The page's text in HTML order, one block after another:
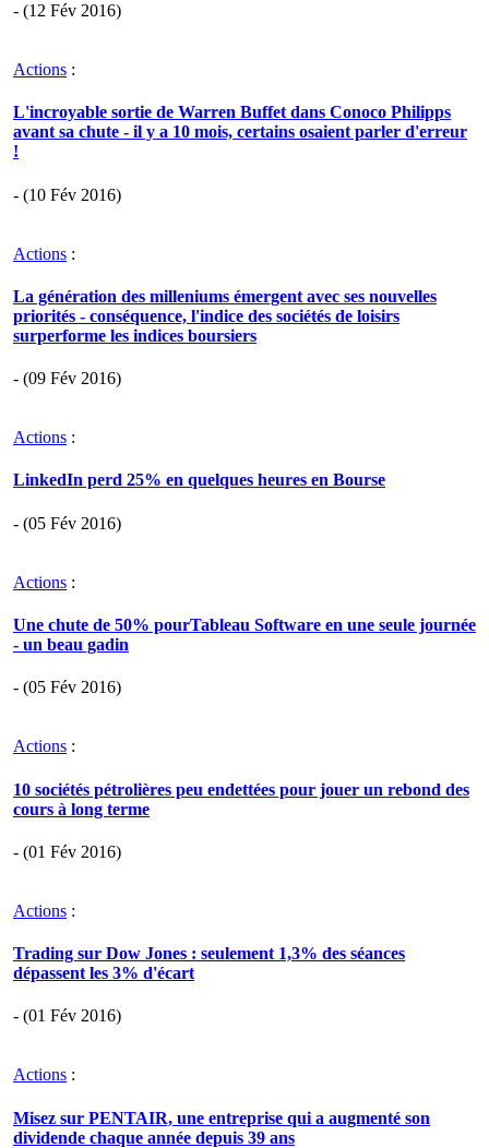
- (12 Fév 2016)
Actions :
L'incroyable sortie de Warren Buffet dans Conoco Philipps
avant sa chute - il y a 10 mois, certains osaient parler d'erreur
!
- (10 Fév 2016)
Actions :
La génération des milleniums émergent avec ses nouvelles
priorités - conséquence, l'indice des sociétés de loisirs
surperforme les indices boursiers
- (09 Fév 2016)
Actions :
LinkedIn perd 25% en quelques heures en Bourse
- (05 Fév 2016)
Actions :
Une chute de 50% pourTableau Software en une seule journée
- un beau gadin
- (05 Fév 2016)
Actions :
10 sociétés pétrolières peu endettées pour jouer un rebond des
cours à long terme
- (01 Fév 2016)
Actions :
Trading sur Dow Jones : seulement 1,3% des séances
dépassent les 3% d'écart
- (01 Fév 2016)
Actions :
Misez sur PENTAIR, une entreprise qui a augmenté son
dividende chaque année depuis 39 ans